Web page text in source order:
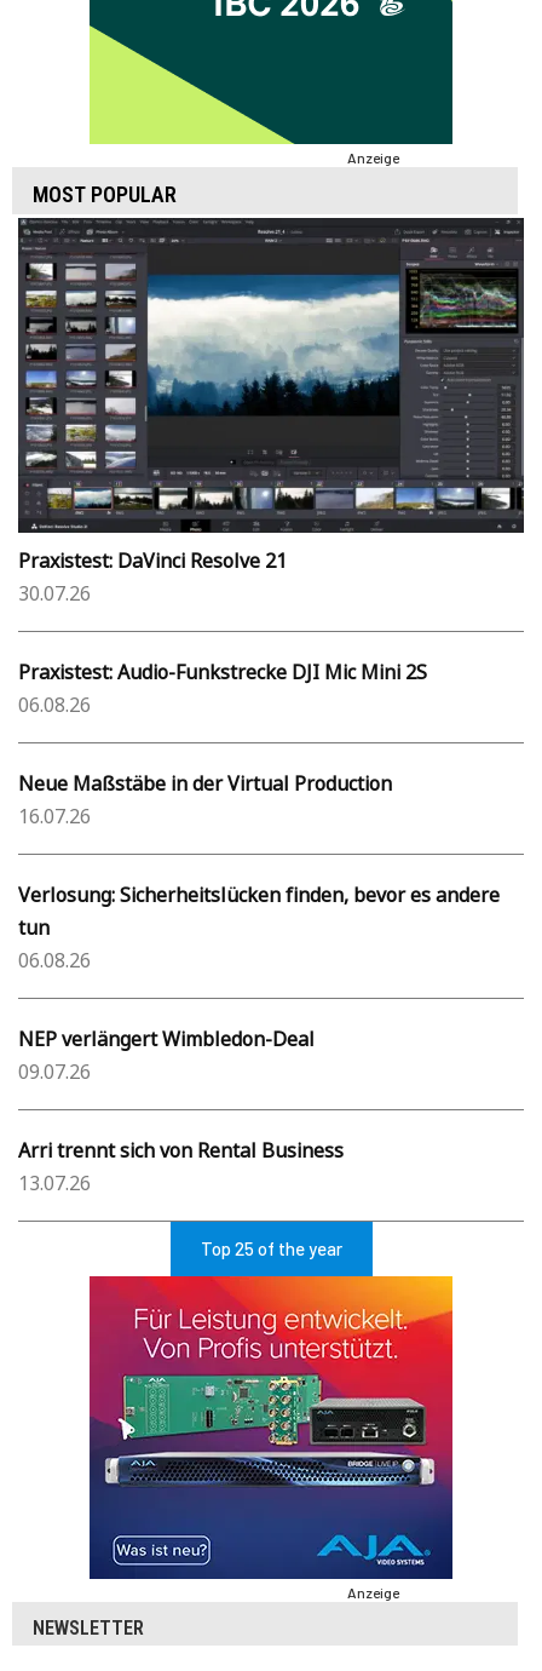
Anzeige
MOST POPULAR
Praxistest: DaVinci Resolve 21
30.07.26
Praxistest: Audio-Funkstrecke DJI Mic Mini 2S
06.08.26
Neue Maßstäbe in der Virtual Production
16.07.26
Verlosung: Sicherheitslücken finden, bevor es andere
tun
06.08.26
NEP verlängert Wimbledon-Deal
09.07.26
Arri trennt sich von Rental Business
13.07.26
Top 25 of the year
Anzeige
NEWSLETTER